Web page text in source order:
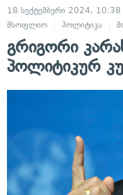
18 სექტემბერი 2024, 10:38
მსოფლიო
პოლიტიკა
გრიგორი
პოლიტიკურ